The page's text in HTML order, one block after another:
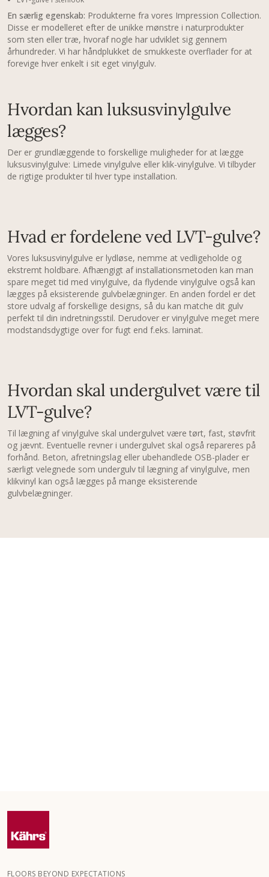
En særlig egenskab: Produkterne fra vores Impression Collection.
Disse er modelleret efter de unikke mønstre i naturprodukter
som sten eller træ, hvoraf nogle har udviklet sig gennem
århundreder. Vi har håndplukket de smukkeste overflader for at
forevige hver enkelt i sit eget vinylgulv.
Hvordan kan luksusvinylgulve
lægges?
Der er grundlæggende to forskellige muligheder for at lægge
luksusvinylgulve: Limede vinylgulve eller klik-vinylgulve. Vi tilbyder
de rigtige produkter til hver type installation.
Hvad er fordelene ved LVT-gulve?
Vores luksusvinylgulve er lydløse, nemme at vedligeholde og
ekstremt holdbare. Afhængigt af installationsmetoden kan man
spare meget tid med vinylgulve, da flydende vinylgulve også kan
lægges på eksisterende gulvbelægninger. En anden fordel er det
store udvalg af forskellige designs, så du kan matche dit gulv
perfekt til din indretningsstil. Derudover er vinylgulve meget mere
modstandsdygtige over for fugt end f.eks. laminat.
Hvordan skal undergulvet være til
LVT-gulve?
Til lægning af vinylgulve skal undergulvet være tørt, fast, støvfrit
og jævnt. Eventuelle revner i undergulvet skal også repareres på
forhånd. Beton, afretningslag eller ubehandlede OSB-plader er
særligt velegnede som undergulv til lægning af vinylgulve, men
klikvinyl kan også lægges på mange eksisterende
gulvbelægninger.
FLOORS BEYOND EXPECTATIONS